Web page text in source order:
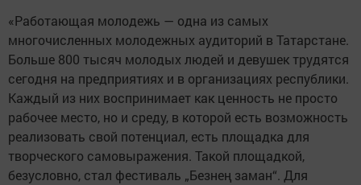
«Работающая молодежь — одна из самых
многочисленных молодежных аудиторий в Татарстане.
Больше 800 тысяч молодых людей и девушек трудятся
сегодня на предприятиях и в организациях республики.
Каждый из них воспринимает как ценность не просто
рабочее место, но и среду, в которой есть возможность
реализовать свой потенциал, есть площадка для
творческого самовыражения. Такой площадкой,
безусловно, стал фестиваль „Безнең заман“. Для